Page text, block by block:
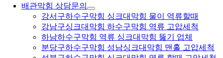
배관막힘 상담문의
강서구하수구막힘 싱크대막힘 물이 역류할때
강남구싱크대막힘 하수구막힘 역류 고압세척
하남하수구막힘 역류 싱크대막힘 뚫기 업체
분당구하수구막힘 성남싱크대막힘 맨홀 고압세척